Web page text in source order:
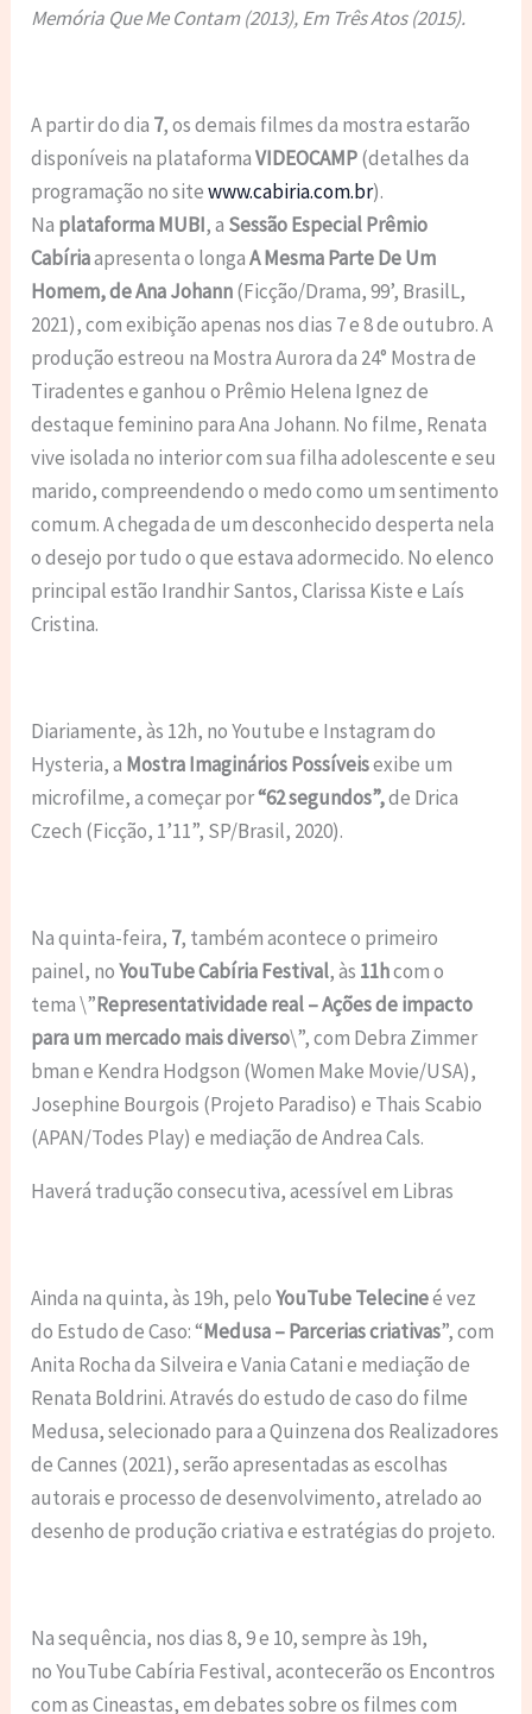
Memória Que Me Contam (2013), Em Três Atos (2015).
A partir do dia 7, os demais filmes da mostra estarão
disponíveis na plataformaVIDEOCAMP(detalhes da
programação no sitewww.cabiria.com.br).
Na plataforma MUBI, a Sessão Especial Prêmio
Cabíriaapresenta o longaA Mesma Parte De Um
Homem, de Ana Johann(Ficção/Drama, 99’, BrasilL,
2021), com exibição apenas nos dias 7 e 8 de outubro. A
produçãoestreou na Mostra Aurora da 24° Mostra de
Tiradentes e ganhou o Prêmio Helena Ignez de
destaque feminino para Ana Johann. No filme, Renata
vive isolada no interior com sua filha adolescente e seu
marido, compreendendo o medo como um sentimento
comum. A chegada de um desconhecido desperta nela
o desejo por tudo o que estava adormecido. No elenco
principal estão Irandhir Santos, Clarissa Kiste e Laís
Cristina.
Diariamente,às 12h, no Youtube e Instagram do
Hysteria, a Mostra Imaginários Possíveisexibe um
microfilme, a começar por“62 segundos”,de Drica
Czech (Ficção, 1’11”, SP/Brasil, 2020).
Na quinta-feira, 7, também acontece o primeiro
painel, noYouTube Cabíria Festival, às 11hcom o
tema \”Representatividade real – Ações de impacto
para um mercado mais diverso\”, com Debra Zimmer
bman e Kendra Hodgson (Women Make Movie/USA),
Josephine Bourgois (Projeto Paradiso) e Thais Scabio
(APAN/Todes Play) e mediação de Andrea Cals.
Haverá tradução consecutiva, acessível em Libras
Ainda na quinta,às 19h, peloYouTube Telecineé vez
do Estudo de Caso: “Medusa – Parcerias criativas”, com
Anita Rocha da Silveira e Vania Catani e mediação de
Renata Boldrini. Através do estudo de caso do filme
Medusa, selecionado para a Quinzena dos Realizadores
de Cannes (2021), serão apresentadas as escolhas
autorais e processo de desenvolvimento, atrelado ao
desenho de produção criativa e estratégias do projeto.
Na sequência, nos dias8, 9 e 10, sempre às 19h,
noYouTube Cabíria Festival, acontecerão os Encontros
com as Cineastas,em debates sobre os filmes com